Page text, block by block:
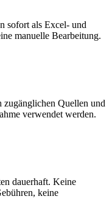
sofort als Excel- und
manuelle Bearbeitung.
zugänglichen Quellen und
verwendet werden.
dauerhaft. Keine
keine